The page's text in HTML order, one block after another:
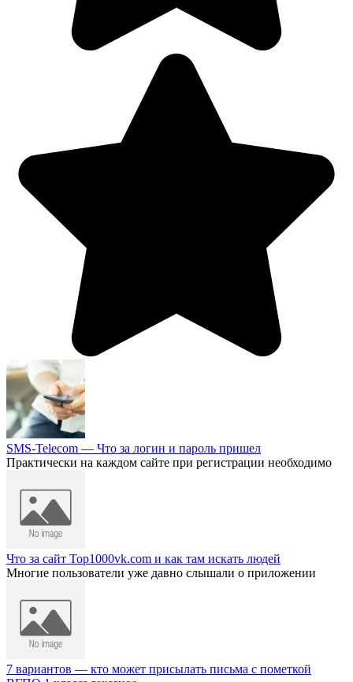
SMS-Telecom — Что за логин и пароль пришел
Практически на каждом сайте при регистрации необходимо
Что за сайт Top1000vk.com и как там искать людей
Многие пользователи уже давно слышали о приложении
7 вариантов — кто может присылать письма с пометкой